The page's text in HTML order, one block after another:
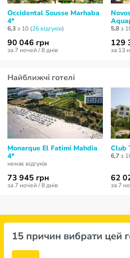
Occidental Sousse Marhaba
4*
6,3з 10 (26 відгуків)
90 046 грн
за 7 ночей / 8 днів
5,8з
129
за 13
Найближчі готелі
Monarque El Fatimi Mahdia
4*
немає відгуків
73 945 грн
за 7 ночей / 8 днів
Club
6,7з
62
за 7
15 причин вибрати цей